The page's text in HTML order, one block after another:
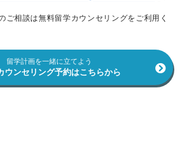
ご相談は無料留学カウンセリングをご利用く
留学計画を一緒に立てよう
ウンセリング予約はこちらから